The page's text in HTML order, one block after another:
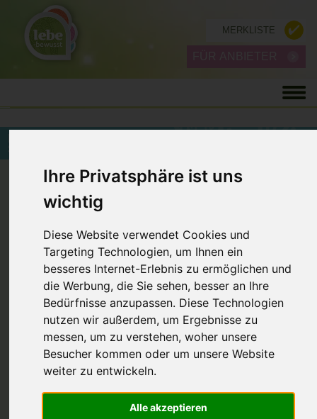
Ihre Privatsphäre ist uns
wichtig
Diese Website verwendet Cookies und
Targeting Technologien, um Ihnen ein
besseres Internet-Erlebnis zu ermöglichen und
die Werbung, die Sie sehen, besser an Ihre
Bedürfnisse anzupassen. Diese Technologien
nutzen wir außerdem, um Ergebnisse zu
messen, um zu verstehen, woher unsere
Besucher kommen oder um unsere Website
weiter zu entwickeln.
Alle akzeptieren
MERKLISTE
BEWUSSTSEIN, ENERGIEARBEIT UND
SPIRITUALITÄT